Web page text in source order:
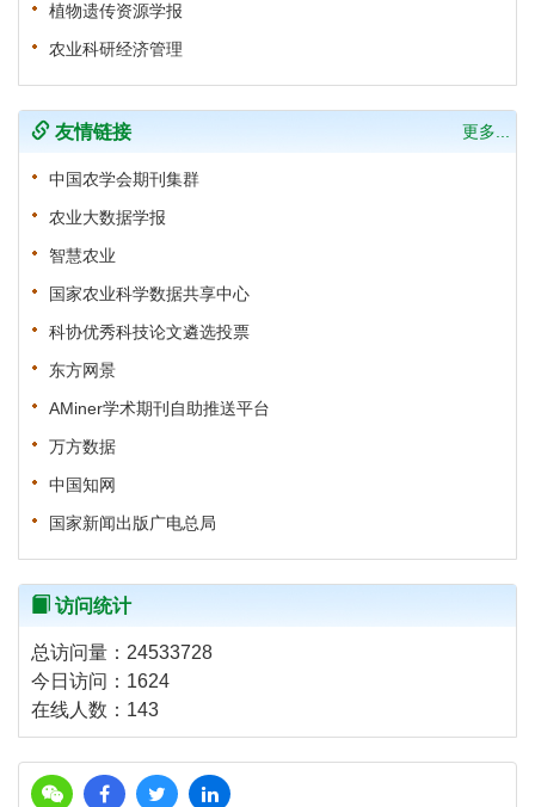
植物遗传资源学报
农业科研经济管理
友情链接 更多...
中国农学会期刊集群
农业大数据学报
智慧农业
国家农业科学数据共享中心
科协优秀科技论文遴选投票
东方网景
AMiner学术期刊自助推送平台
万方数据
中国知网
国家新闻出版广电总局
访问统计
总访问量： 24533728
今日访问： 1624
在线人数： 143